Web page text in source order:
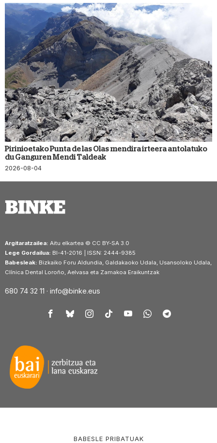
Pirinioetako Punta de las Olas mendira irteera antolatuko
du Ganguren Mendi Taldeak
2026-08-04
Argitaratzailea: Aitu elkartea © CC BY-SA 3.0
Lege Gordailua: BI-41-2016 | ISSN: 2444-9385
Babesleak: Bizkaiko Foru Aldundia, Galdakaoko Udala, Usansoloko Udala,
Clínica Dental Loroño, Aelvasa eta Zamakoa Eraikuntzak
680 74 32 11 · info@binke.eus
BABESLE PRIBATUAK